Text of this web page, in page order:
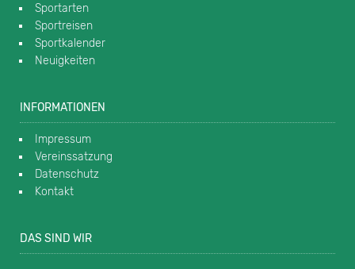
Sportarten
Sportreisen
Sportkalender
Neuigkeiten
INFORMATIONEN
Impressum
Vereinssatzung
Datenschutz
Kontakt
DAS SIND WIR